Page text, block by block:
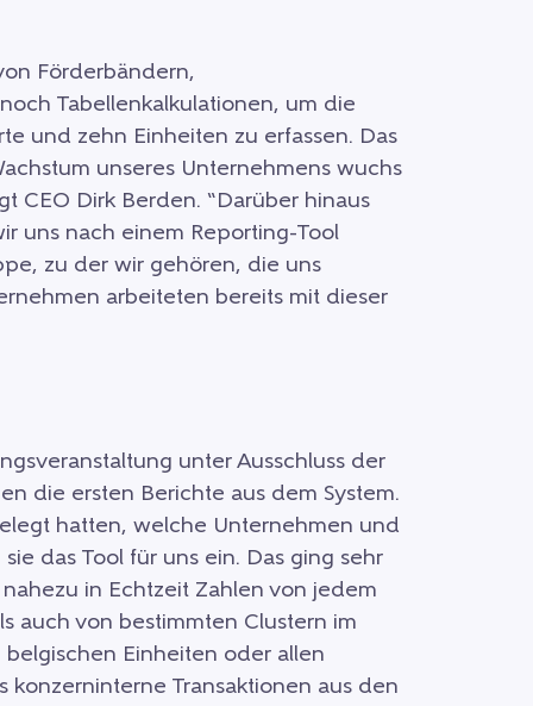
Förderbändern,
Tabellenkalkulationen, um die
und zehn Einheiten zu erfassen. Das
unseres Unternehmens wuchs
CEO Dirk Berden. “Darüber hinaus
uns nach einem Reporting-Tool
zu der wir gehören, die uns
arbeiteten bereits mit dieser
unter Ausschluss der
die ersten Berichte aus dem System.
hatten, welche Unternehmen und
das Tool für uns ein. Das ging sehr
in Echtzeit Zahlen von jedem
auch von bestimmten Clustern im
belgischen Einheiten oder allen
Transaktionen aus den